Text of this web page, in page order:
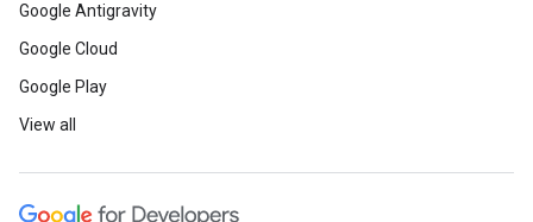
Google Antigravity
Google Cloud
Google Play
View all